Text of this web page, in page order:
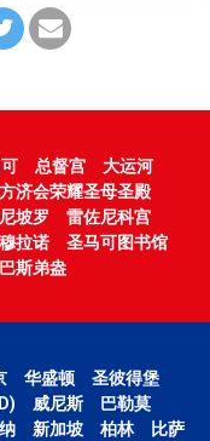
总督宫
大运河
济会荣耀圣母圣殿
坡罗
雷佐尼科宫
穆拉诺
圣马可图书馆
斯弟盎
华盛顿
圣彼得堡
威尼斯
巴勒莫
新加坡 柏林 比萨